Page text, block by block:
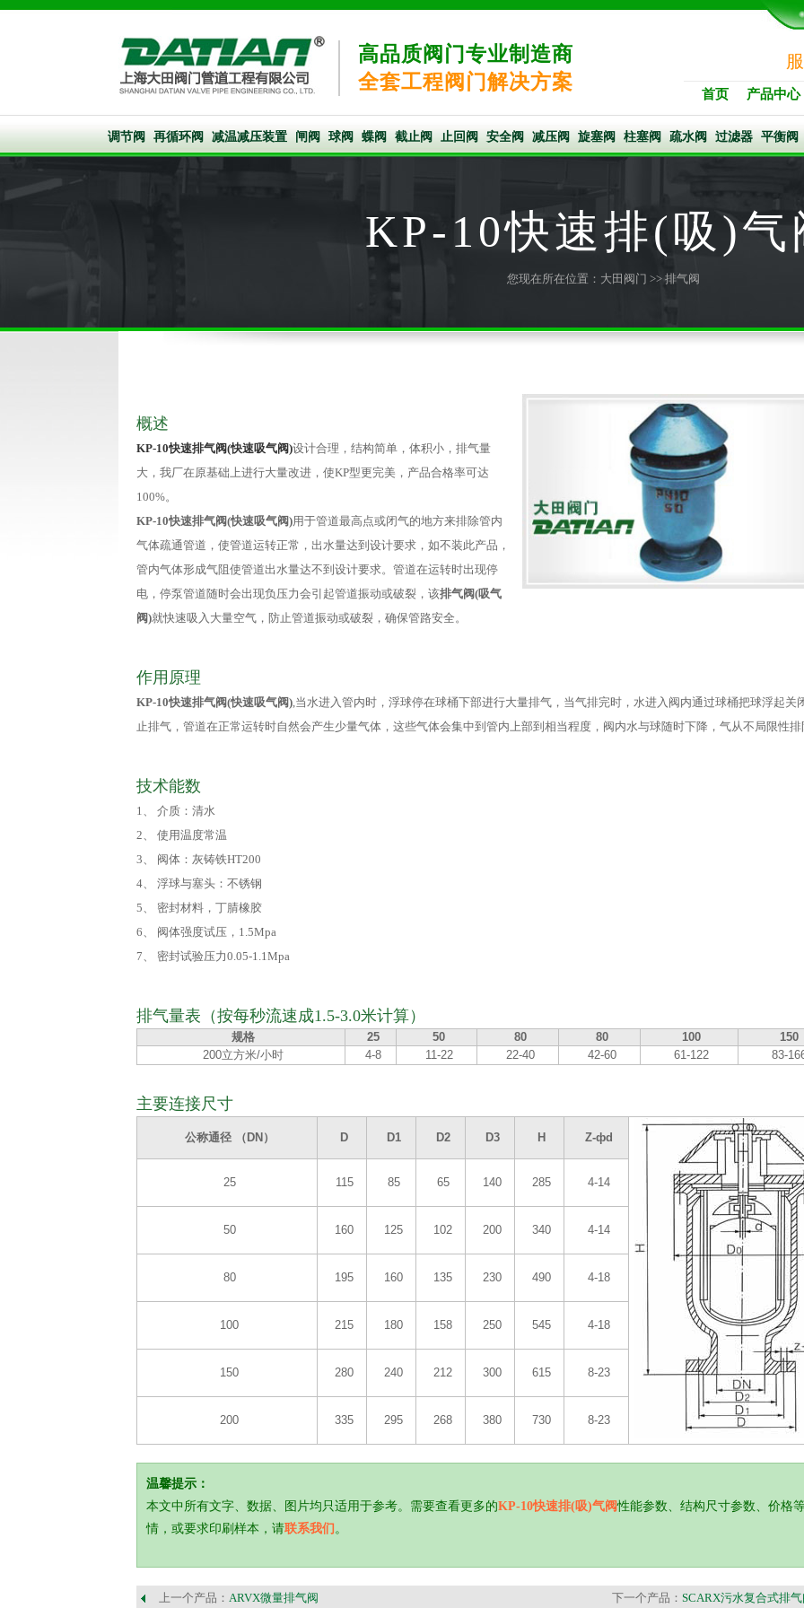
高品质阀门专业制造商
全套工程阀门解决方案
首页 产品中心
调节阀 再循环阀 减温减压装置 闸阀 球阀 蝶阀 截止阀 止回阀 安全阀 减压阀 旋塞阀 柱塞阀 疏水阀 过滤器 平衡阀
KP-10快速排(吸)气
您现在所在位置： 大田阀门 >> 排气阀
概述
KP-10快速排气阀(快速吸气阀)设计合理，结构简单，体积小，排气量
大，我厂在原基础上进行大量改进，使KP型更完美，产品合格率可达
100%。
KP-10快速排气阀(快速吸气阀)用于管道最高点或闭气的地方来排除管内
气体疏通管道，使管道运转正常，出水量达到设计要求，如不装此产品，
管内气体形成气阻使管道出水量达不到设计要求。管道在运转时出现停
电，停泵管道随时会出现负压力会引起管道振动或破裂，该排气阀(吸气
阀)就快速吸入大量空气，防止管道振动或破裂，确保管路安全。
作用原理
KP-10快速排气阀(快速吸气阀),当水进入管内时，浮球停在球桶下部进行大量排气，当气排完时，水进入阀内通过球桶把球浮起关
止排气，管道在正常运转时自然会产生少量气体，这些气体会集中到管内上部到相当程度，阀内水与球随时下降，气从不局限性
技术能数
1、 介质：清水
2、 使用温度常温
3、 阀体：灰铸铁HT200
4、 浮球与塞头：不锈钢
5、 密封材料，丁腈橡胶
6、 阀体强度试压，1.5Mpa
7、 密封试验压力0.05-1.1Mpa
排气量表（按每秒流速成1.5-3.0米计算）
规格 25 50 80 80 100
150
200立方米/小时
4-8 11-22 22-40 42-60 61-122 83-
主要连接尺寸
公称通径 （DN） D D1 D2 D3 H Z-фd
25 115 85 65 140 285 4-14
50 160 125 102 200 340 4-14
80 195 160 135 230 490 4-18
100 215 180 158 250 545 4-18
150 280 240 212 300 615 8-23
200 335 295 268 380 730 8-23
温馨提示：
本文中所有文字、数据、图片均只适用于参考。需要查看更多的KP-10快速排(吸)气阀性能参数、结构尺寸参数、价格
情，或要求印刷样本，请联系我们 。
上一个产品： ARVX微量排气阀 下一个产品： SCARX污水复合式排